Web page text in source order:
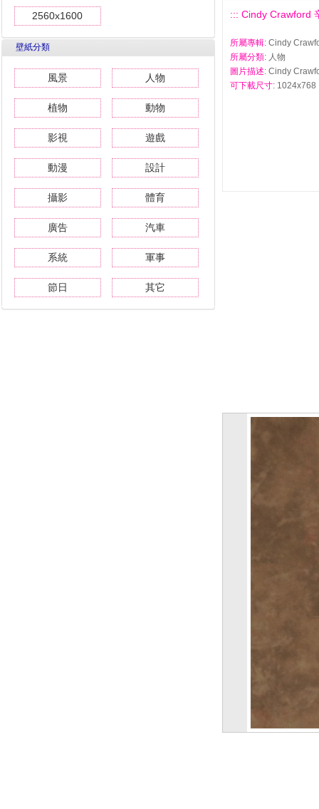
2560x1600
壁紙分類
風景 人物
植物 動物
影視 遊戲
動漫 設計
攝影 體育
廣告 汽車
系統 軍事
節日 其它
::: Cindy Crawford
所屬專輯: Cindy
所屬分類: 人物
圖片描述: Cindy
可下載尺寸: